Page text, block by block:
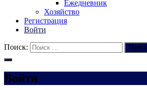
Ежедневник
Хозяйство
Регистрация
Войти
Поиск: Поиск
Войти